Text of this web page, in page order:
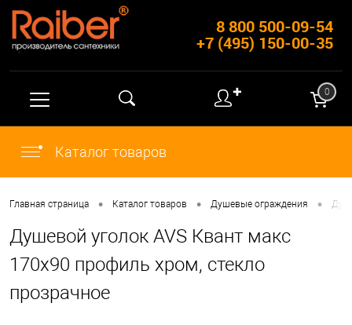
8 800 500-09-54
+7 (495) 150-00-35
✚ 0
Каталог товаров
Главная страница • Каталог товаров • Душевые ограждения •
Душевой уголок AVS Квант макс
170x90 профиль хром, стекло
прозрачное